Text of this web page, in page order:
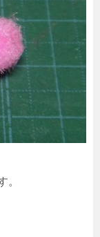
。